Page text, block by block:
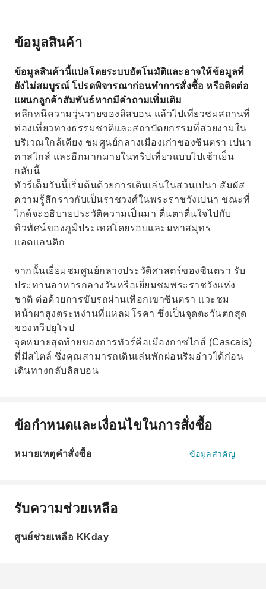
ข้อมูลสินค้า
ข้อมูลสินค้านี้แปลโดยระบบอัตโนมัติและอาจให้ข้อมูลที่
ยังไม่สมบูรณ์ โปรดพิจารณาก่อนทำการสั่งซื้อ หรือติดต่อ
แผนกลูกค้าสัมพันธ์หากมีคำถามเพิ่มเติม
หลีกหนีความวุ่นวายของลิสบอน แล้วไปเที่ยวชมสถานที่
ท่องเที่ยวทางธรรมชาติและสถาปัตยกรรมที่สวยงามใน
บริเวณใกล้เคียง ชมศูนย์กลางเมืองเก่าของซินตรา เปนา
คาสไกส์ และอีกมากมายในทริปเที่ยวแบบไปเช้าเย็น
กลับนี้
ทัวร์เต็มวันนี้เริ่มต้นด้วยการเดินเล่นในสวนเปนา สัมผัส
ความรู้สึกราวกับเป็นราชวงศ์ในพระราชวังเปนา ขณะที่
ไกด์จะอธิบายประวัติความเป็นมา ตื่นตาตื่นใจไปกับ
ทิวทัศน์ของภูมิประเทศโดยรอบและมหาสมุทร
แอตแลนติก
จากนั้นเยี่ยมชมศูนย์กลางประวัติศาสตร์ของซินตรา รับ
ประทานอาหารกลางวันหรือเยี่ยมชมพระราชวังแห่ง
ชาติ ต่อด้วยการขับรถผ่านเทือกเขาซินตรา แวะชม
หน้าผาสูงตระหง่านที่แหลมโรคา ซึ่งเป็นจุดตะวันตกสุด
ของทวีปยุโรป
จุดหมายสุดท้ายของการทัวร์คือเมืองกาซไกส์ (Cascais)
ที่มีสไตล์ ซึ่งคุณสามารถเดินเล่นพักผ่อนริมอ่าวได้ก่อน
เดินทางกลับลิสบอน
ข้อกำหนดและเงื่อนไขในการสั่งซื้อ
หมายเหตุคำสั่งซื้อ ข้อมูลสำคัญ
รับความช่วยเหลือ
ศูนย์ช่วยเหลือ KKday